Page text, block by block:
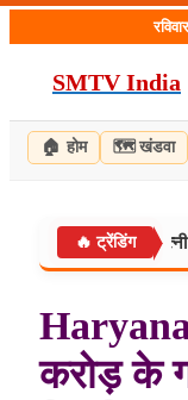
to
SMTV India
🏠 होम 🗺️ खंडवा
🔥 ट्रेंडिंग
का पर्दाफाश: पत्नी से
करोड़ के